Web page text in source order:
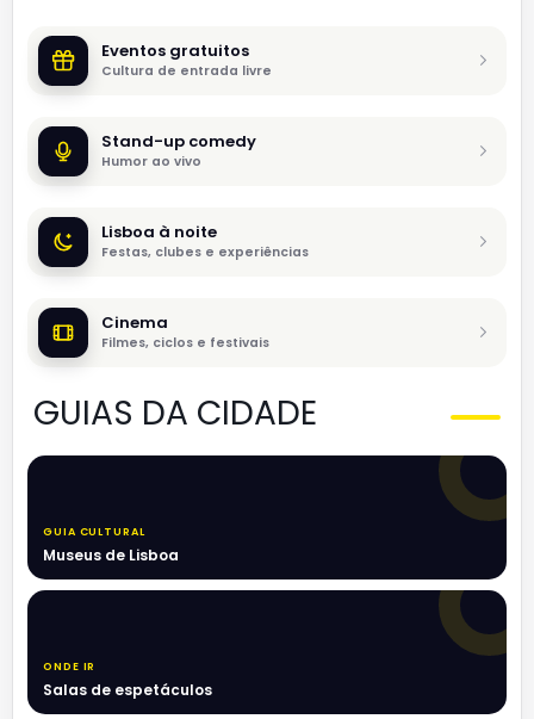
Eventos gratuitos
Cultura de entrada livre
Stand-up comedy
Humor ao vivo
Lisboa à noite
Festas, clubes e experiências
Cinema
Filmes, ciclos e festivais
GUIAS DA CIDADE
GUIA CULTURAL
Museus de Lisboa
ONDE IR
Salas de espetáculos